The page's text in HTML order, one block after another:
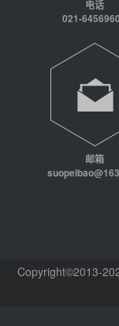
电话
021-
邮箱
Copyright©2013-